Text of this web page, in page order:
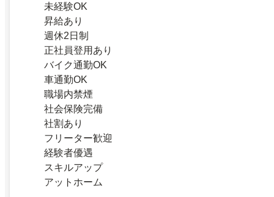
未経験OK
昇給あり
週休2日制
正社員登用あり
バイク通勤OK
車通勤OK
職場内禁煙
社会保険完備
社割あり
フリーター歓迎
経験者優遇
スキルアップ
アットホーム